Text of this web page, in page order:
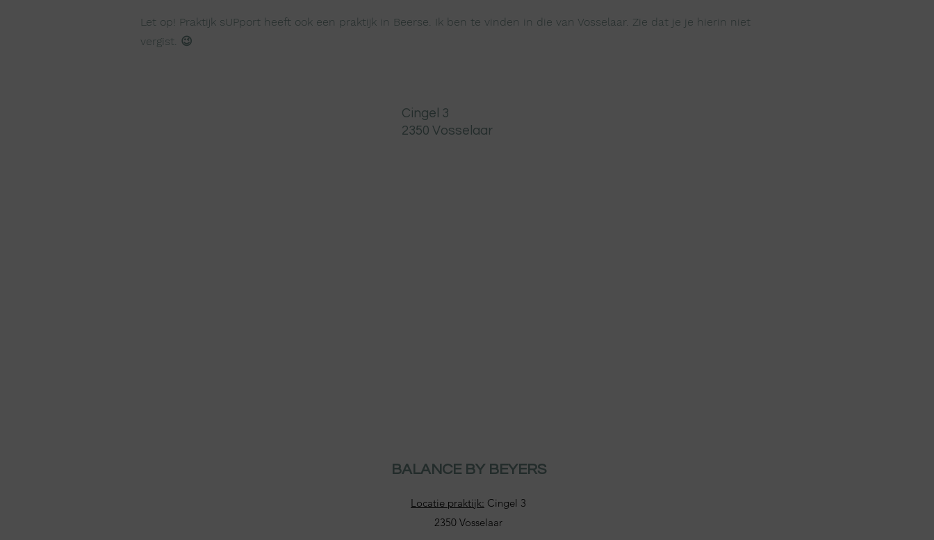
Let op! Praktijk sUPport heeft ook een praktijk in Beerse. Ik ben te vinden in die van Vosselaar. Zie dat je je hierin niet
vergist. 😉
Cingel 3
2350 Vosselaar
BALANCE BY BEYERS
Locatie praktijk: Cingel 3
2350 Vosselaar